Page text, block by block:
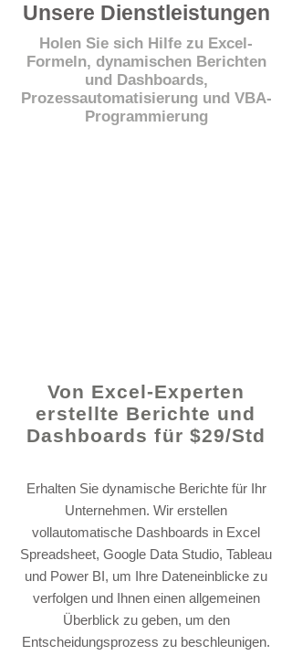
Unsere Dienstleistungen
Holen Sie sich Hilfe zu Excel-
Formeln, dynamischen Berichten
und Dashboards,
Prozessautomatisierung und VBA-
Programmierung
Von Excel-Experten
erstellte Berichte und
Dashboards für $29/Std
Erhalten Sie dynamische Berichte für Ihr
Unternehmen. Wir erstellen
vollautomatische Dashboards in Excel
Spreadsheet, Google Data Studio, Tableau
und Power BI, um Ihre Dateneinblicke zu
verfolgen und Ihnen einen allgemeinen
Überblick zu geben, um den
Entscheidungsprozess zu beschleunigen.